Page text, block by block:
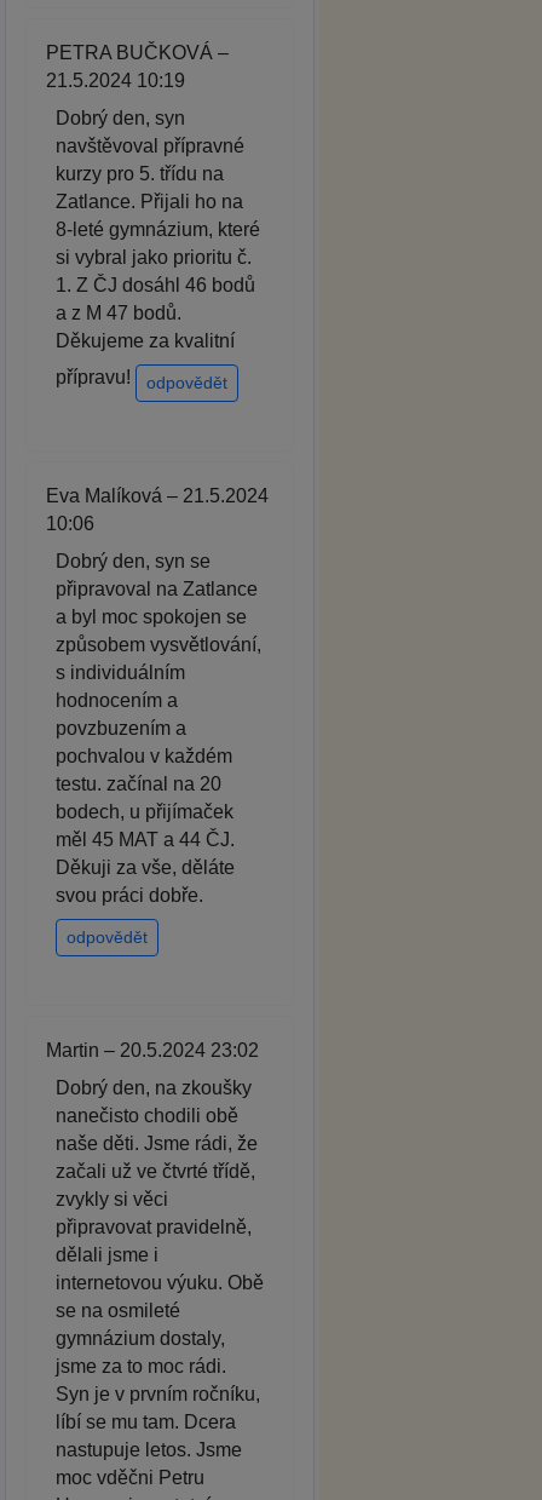
PETRA BUČKOVÁ –
21.5.2024 10:19
Dobrý den, syn
navštěvoval přípravné
kurzy pro 5. třídu na
Zatlance. Přijali ho na
8-leté gymnázium, které
si vybral jako prioritu č.
1. Z ČJ dosáhl 46 bodů
a z M 47 bodů.
Děkujeme za kvalitní
přípravu!
odpovědět
Eva Malíková – 21.5.2024
10:06
Dobrý den, syn se
připravoval na Zatlance
a byl moc spokojen se
způsobem vysvětlování,
s individuálním
hodnocením a
povzbuzením a
pochvalou v každém
testu. začínal na 20
bodech, u přijímaček
měl 45 MAT a 44 ČJ.
Děkuji za vše, děláte
svou práci dobře.
odpovědět
Martin – 20.5.2024 23:02
Dobrý den, na zkoušky
nanečisto chodili obě
naše děti. Jsme rádi, že
začali už ve čtvrté třídě,
zvykly si věci
připravovat pravidelně,
dělali jsme i
internetovou výuku. Obě
se na osmileté
gymnázium dostaly,
jsme za to moc rádi.
Syn je v prvním ročníku,
líbí se mu tam. Dcera
nastupuje letos. Jsme
moc vděčni Petru